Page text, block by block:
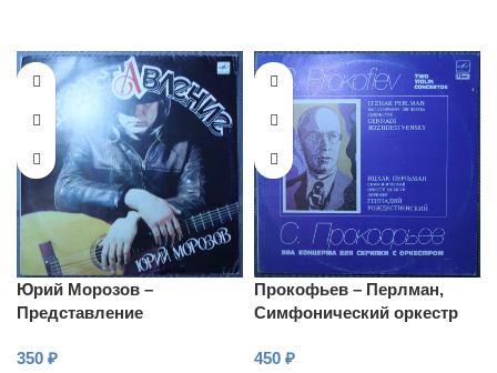
Юрий Морозов –
Представление
350 ₽
Прокофьев – Перлман,
Симфонический оркестр
– Два скрипичных
450 ₽